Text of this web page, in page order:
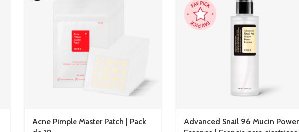
Acne Pimple Master Patch | Pack
Advanced Snail 96 Mucin Power